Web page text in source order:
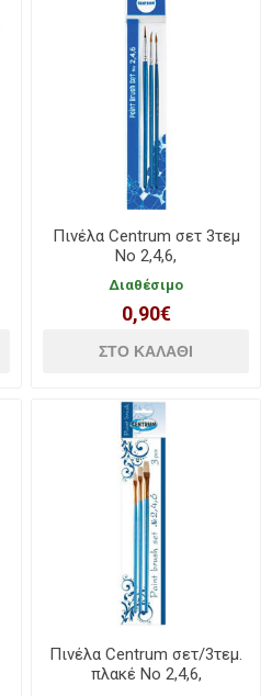
Πινέλα Centrum σετ 3τεμ
Νο 2,4,6,
Διαθέσιμο
0,90€
Πινέλα Centrum σετ/3τεμ.
πλακέ Νο 2,4,6,